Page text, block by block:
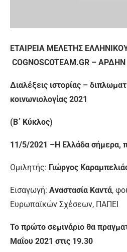
ΕΤΑΙΡΕΙΑ ΜΕΛΕΤΗΣ
COGNOSCOTEAM.GR – ΑΡΔΗΝ
Διαλέξεις ιστορίας –
κοινωνιολογίας 2021
(Β΄ Κύκλος)
11/5/2021 –Η Ελλάδα σήμερα,
Ομιλητής: Γιώργος
Εισαγωγή: Αναστασία Καντά,
Ευρωπαϊκών Σχέσεων, ΠΑΠΕΙ
Το πρώτο σεμινάριο θα
Μαΐου 2021 στις 19.30